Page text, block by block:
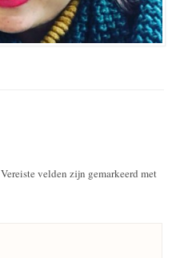
Vereiste velden zijn gemarkeerd met